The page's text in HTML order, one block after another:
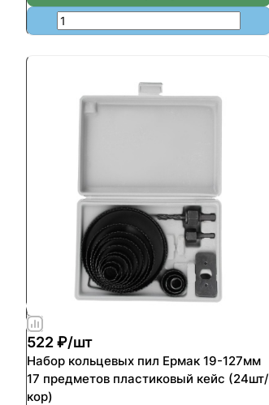
522 ₽/шт
Набор кольцевых пил Ермак 19-127мм
17 предметов пластиковый кейс (24шт/
кор)